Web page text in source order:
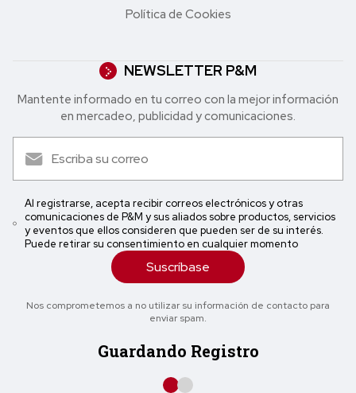
Política de Cookies
NEWSLETTER P&M
Mantente informado en tu correo con la mejor in formación
en mercadeo, publicidad y comunicaciones.
Al registrarse, acepta recibir correos electrónicos y otras
comunicaciones de P&M y sus aliados sobre productos, servicios
y eventos que ellos consideren que pueden ser de su interés.
Puede retirar su consentimiento en cualquier momento
Suscríbase
Nos comprometemos a no utilizar su información de contacto para
enviar spam.
Guardando Registro